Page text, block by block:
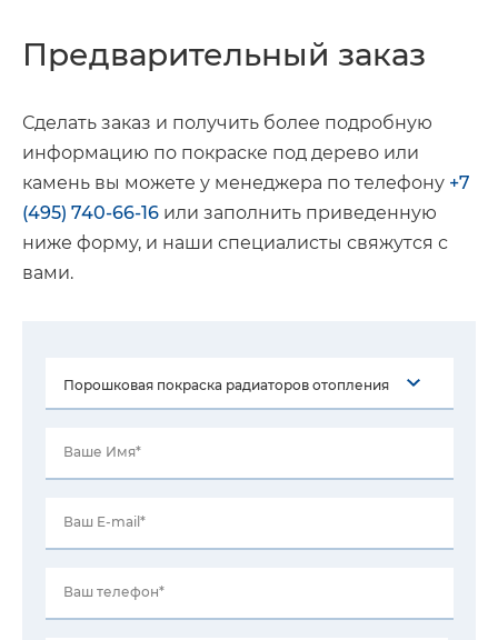
Предварительный заказ
Сделать заказ и получить более подробную
информацию по покраске под дерево или
камень вы можете у менеджера по телефону +7
(495) 740-66-16 или заполнить приведенную
ниже форму, и наши специалисты свяжутся с
вами.
Ваше Имя*
Ваш E-mail*
Ваш телефон*